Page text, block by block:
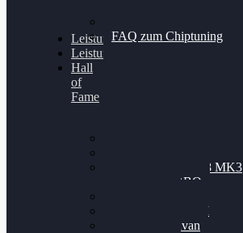
FAQ zum Chiptuning
Leistungsmessung
Leistungsprüfstand
Hall
of
Fame
Nissan GT-R35 3.8 MK3
V6 TWINTURBO
VW Passat 2.0TDI
VW T6 Multivan